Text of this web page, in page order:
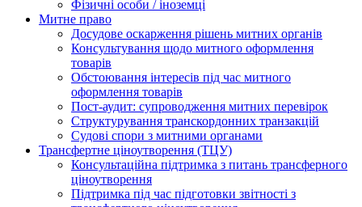
Фізичні особи / іноземці
Митне право
Досудове оскарження рішень митних органів
Консультування щодо митного оформлення
товарів
Обстоювання інтересів під час митного
оформлення товарів
Пост-аудит: супроводження митних перевірок
Структурування транскордонних транзакцій
Судові спори з митними органами
Трансфертне ціноутворення (ТЦУ)
Консультаційна підтримка з питань трансферного
ціноутворення
Підтримка під час підготовки звітності з